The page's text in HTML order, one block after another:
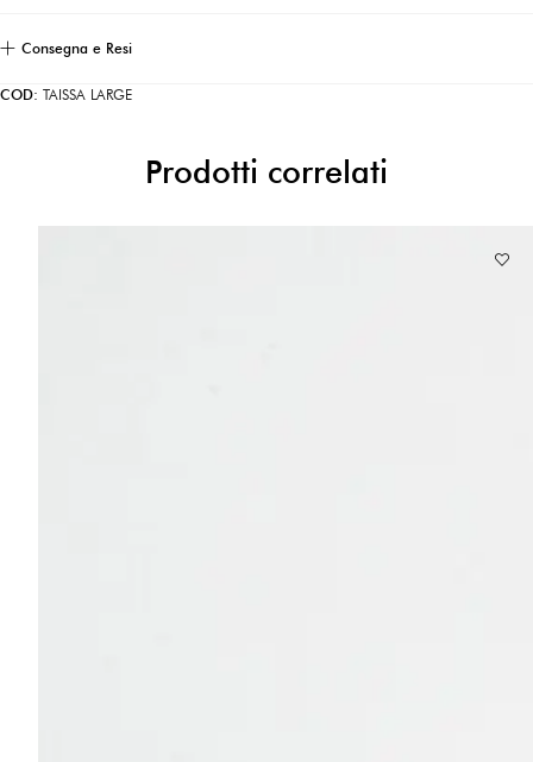
COD: TAISSA LARGE
Consegna e Resi
Prodotti correlati